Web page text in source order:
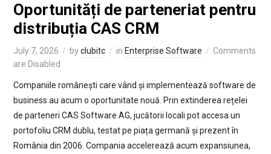
Oportunități de parteneriat pentru
distribuția CAS CRM
July 7, 2026 byclubitc in Enterprise Software
Comments
are Disabled
Companiile românești care vând și implementează software de
business au acum o oportunitate nouă. Prin extinderea rețelei
de parteneri CAS Software AG, jucătorii locali pot accesa un
portofoliu CRM dublu, testat pe piața germană și prezent în
România din 2006. Compania accelerează acum expansiunea,